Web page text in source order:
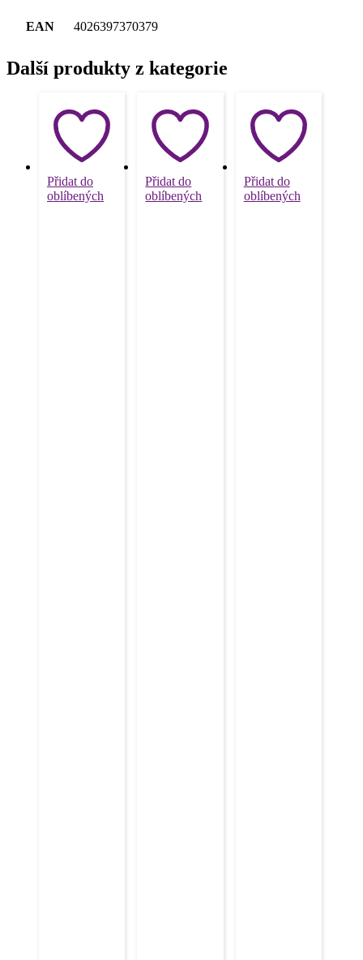
EAN 4026397370379
Další produkty z kategorie
Přidat do
oblíbených
Přidat do
oblíbených
Přidat do
oblíbených